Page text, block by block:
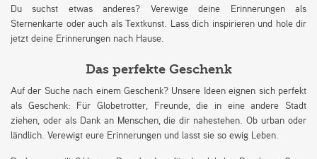
Du suchst etwas anderes? Verewige deine Erinnerungen als
Sternenkarte oder auch als Textkunst. Lass dich inspirieren und hole dir
jetzt deine Erinnerungen nach Hause.
Das perfekte Geschenk
Auf der Suche nach einem Geschenk? Unsere Ideen eignen sich perfekt
als Geschenk: Für Globetrotter, Freunde, die in eine andere Stadt
ziehen, oder als Dank an Menschen, die dir nahestehen. Ob urban oder
ländlich. Verewigt eure Erinnerungen und lasst sie so ewig Leben.